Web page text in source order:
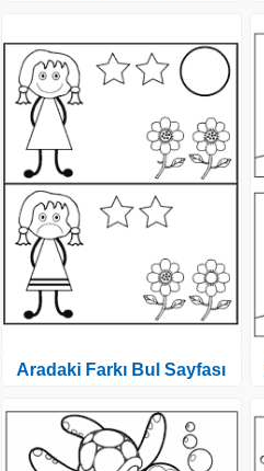
Aradaki Farkı Bul Sayfası